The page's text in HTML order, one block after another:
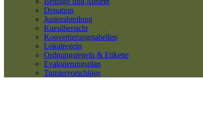
Donation
Juniorabteilung
Kursübersicht
Konvertierungstabellen
Lokalregeln
Ordnungsregeln & Etikette
Evakuierungsplan
Turniervorschläge